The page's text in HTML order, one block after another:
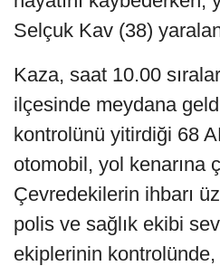
Selçuk Kav (38)
Kaza, saat 10.00
ilçesinde meydana
kontrolünü yitirdiği 68
otomobil, yol kenarına
Çevredekilerin ihbarı
polis ve sağlık ekibi
ekiplerinin kontrolünde,